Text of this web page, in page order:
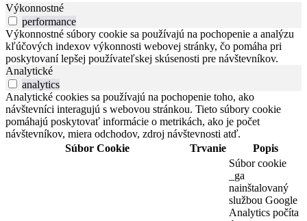
Výkonnostné
performance
Výkonnostné súbory cookie sa používajú na pochopenie a analýzu
kľúčových indexov výkonnosti webovej stránky, čo pomáha pri
poskytovaní lepšej používateľskej skúsenosti pre návštevníkov.
Analytické
analytics
Analytické cookies sa používajú na pochopenie toho, ako
návštevníci interagujú s webovou stránkou. Tieto súbory cookie
pomáhajú poskytovať informácie o metrikách, ako je počet
návštevníkov, miera odchodov, zdroj návštevnosti atď.
Súbor Cookie
Trvanie Popis
Súbor cookie
_ga
nainštalovaný
službou Google
Analytics počíta